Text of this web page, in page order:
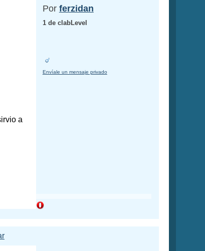
a
Por ferzidan
1 de clabLevel
Envíale un mensaje privado